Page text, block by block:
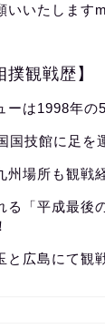
いいたします
撲観戦歴】
ーは1998年の
国技館に足
州場所も観戦
る「平成最後
と広島にて観